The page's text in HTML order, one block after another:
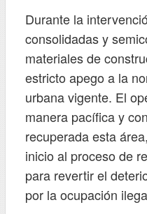
Durante la
consolidadas y
materiales de
estricto apego a la
urbana vigente. El
manera pacífica y
recuperada esta
inicio al proceso de
para revertir el
por la ocupación